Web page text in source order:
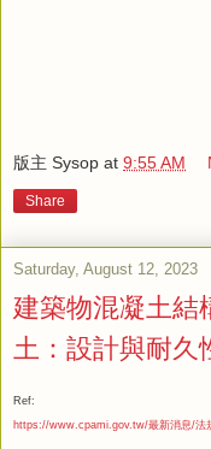
版主 Sysop at 9:55 AM
Share
Saturday, August 12, 2023
建築物混凝土結
土：設計與耐久
Ref:
https://www.cpami.gov.tw/最新消息/法